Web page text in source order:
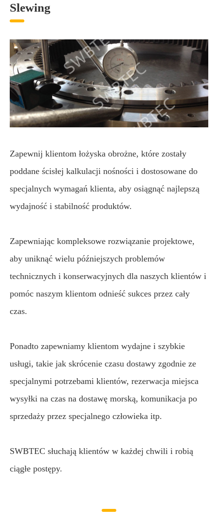
Slewing
Zapewnij klientom łożyska obrożne, które zostały
poddane ścisłej kalkulacji nośności i dostosowane do
specjalnych wymagań klienta, aby osiągnąć najlepszą
wydajność i stabilność produktów.
Zapewniając kompleksowe rozwiązanie projektowe,
aby uniknąć wielu późniejszych problemów
technicznych i konserwacyjnych dla naszych klientów i
pomóc naszym klientom odnieść sukces przez cały
czas.
Ponadto zapewniamy klientom wydajne i szybkie
usługi, takie jak skrócenie czasu dostawy zgodnie ze
specjalnymi potrzebami klientów, rezerwacja miejsca
wysyłki na czas na dostawę morską, komunikacja po
sprzedaży przez specjalnego człowieka itp.
SWBTEC słuchają klientów w każdej chwili i robią
ciągłe postępy.